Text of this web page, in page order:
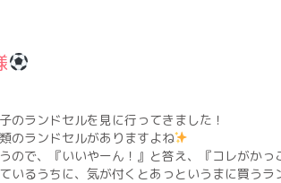
のランドセルを見に行ってきました！
のランドセルがありますよね
ので、『いいやーん！』と答え、『コレがか
いるうちに、気が付くとあっというまに買う